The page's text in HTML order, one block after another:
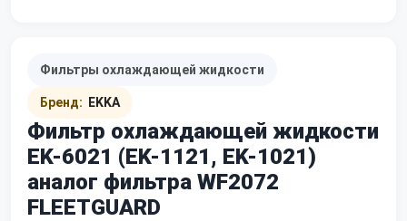
Фильтры охлаждающей жидкости
Бренд: EKKA
Фильтр охлаждающей жидкости
EK-6021 (EK-1121, EK-1021)
аналог фильтра WF2072
FLEETGUARD